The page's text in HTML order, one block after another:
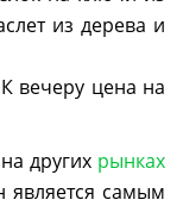
из дерева и
вечеру цена на
других рынках
является самым